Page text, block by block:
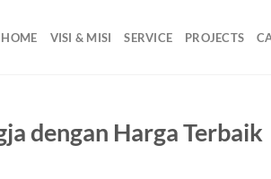
HOME VISI & MISI SERVICE PROJECTS
dengan Harga Terbaik